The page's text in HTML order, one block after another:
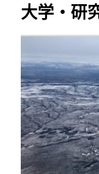
大学・研